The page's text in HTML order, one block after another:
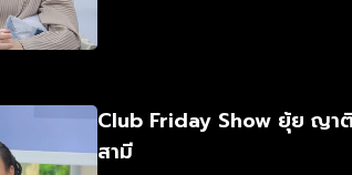
Club Friday Show ยุ้ย ญาติ
สามี